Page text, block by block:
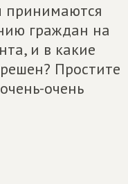
принимаются
граждан на
и в какие
Простите
очень